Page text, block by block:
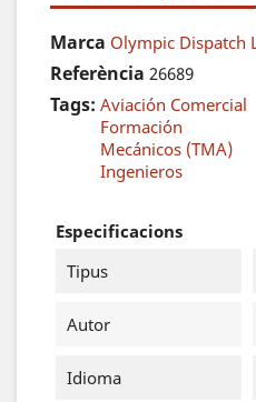
Marca Olympic Dispatch
Referència 26689
Tags: Aviación Comercial
Formación
Mecánicos (TMA)
Ingenieros
Especificacions
Tipus
Autor
Idioma